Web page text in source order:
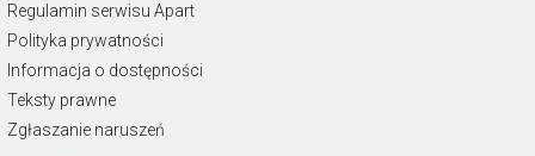
Regulamin serwisu Apart
Polityka prywatności
Informacja o dostępności
Teksty prawne
Zgłaszanie naruszeń